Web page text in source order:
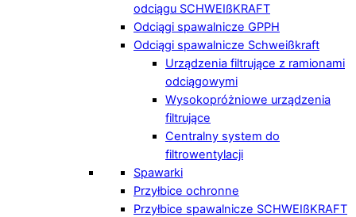
odciągu SCHWEIßKRAFT
Odciągi spawalnicze GPPH
Odciągi spawalnicze Schweißkraft
Urządzenia filtrujące z ramionami
odciągowymi
Wysokopróżniowe urządzenia
filtrujące
Centralny system do
filtrowentylacji
Spawarki
Przyłbice ochronne
Przyłbice spawalnicze SCHWEIßKRAFT